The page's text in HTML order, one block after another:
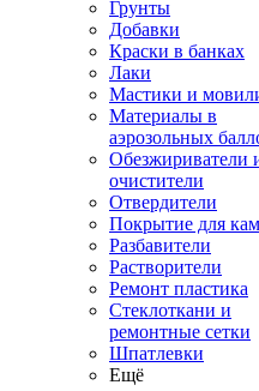
Грунты
Добавки
Краски в банках
Лаки
Мастики и
Материалы в
аэрозольных
Обезжириватели
очистители
Отвердители
Покрытие для
Разбавители
Растворители
Ремонт пластика
Стеклоткани и
ремонтные сетки
Шпатлевки
Ещё